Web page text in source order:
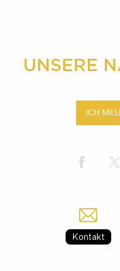
UNSERE
ICH
Kontakt